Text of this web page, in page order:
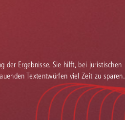
der Ergebnisse. Sie hilft, bei juristischen
Textentwürfen viel Zeit zu sparen.